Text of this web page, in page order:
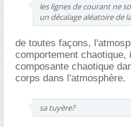
les lignes de courant ne
un décalage aléatoire de
de toutes façons,
comportement chaotique,
composante chaotique
corps dans l'atmosphère.
sa tuyère?